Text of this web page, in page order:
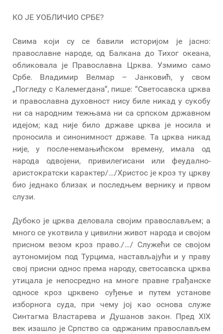
КО ЈЕ УОБЛИЧИО СРБЕ?
Свима који су се бавили историјом је јасно:
православне народе, од Балкана до Тихог океана,
обликовала је Православна Црква. Узмимо само
Србе. Владимир Велмар – Јанковић, у свом
„Погледу с Калемегдана“, пише: “Светосавска црква
и православна духовност нису биле никад у сукобу
ни са народним тежњама ни са српском државном
идејом; кад није било државе црква је носила и
проносила и синонимност државе. Та црква никад
није, у после-немањићском времену, имала од
народа одвојени, привилегисани или феудално-
аристократски карактер/…/Христос је кроз ту цркву
био једнако близак и последњем вернику и првом
слузи.
Дубоко је црква деловала својим православљем; а
много се укотвила у цивилни живот народа и својом
присном везом кроз право./…/ Служећи се својом
аутономијом под Турцима, настављајући и у праву
свој присни однос према народу, светосавска црква
утицала је непосредно на многе правне грађанске
односе кроз црквено суђење и путем установе
изборнога суда, при чему јој као основа служе
Синтагма Властарева и Душанов закон. Пред XIX
век изашло је Српство са одржаним православљем